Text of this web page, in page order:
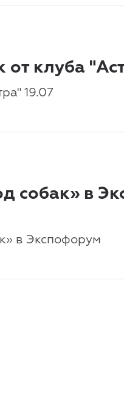
от клуба
19.07
собак» в
в Экспофорум